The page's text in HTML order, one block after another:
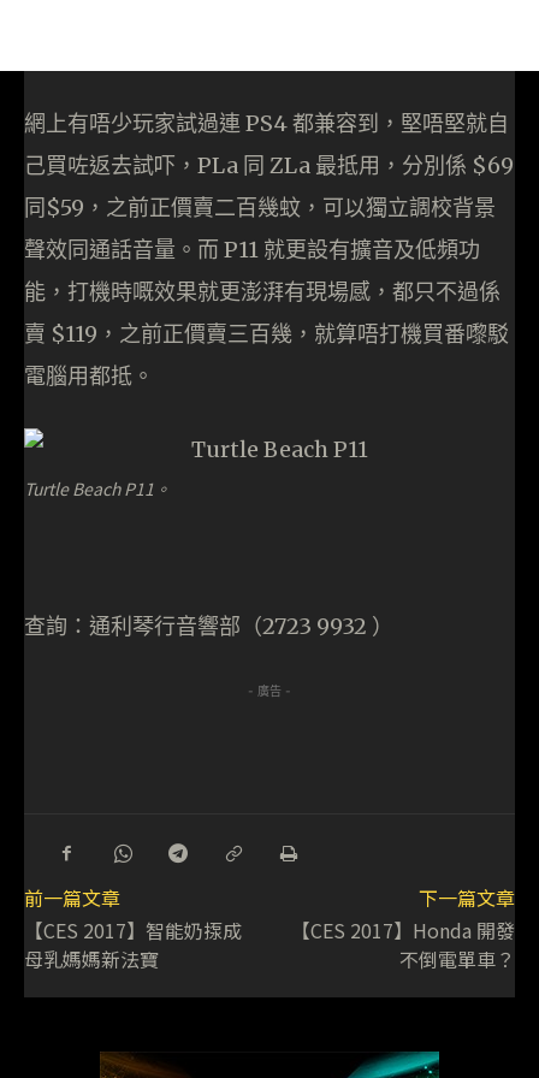
網上有唔少玩家試過連 PS4 都兼容到，堅唔堅就自
己買咗返去試吓，PLa 同 ZLa 最抵用，分別係 $69
同$59，之前正價賣二百幾蚊，可以獨立調校背景
聲效同通話音量。而 P11 就更設有擴音及低頻功
能，打機時嘅效果就更澎湃有現場感，都只不過係
賣 $119，之前正價賣三百幾，就算唔打機買番嚟駁
電腦用都抵。
Turtle Beach P11。
查詢：通利琴行音響部（2723 9932 ）
- 廣告 -
前一篇文章
【CES 2017】智能奶揼成
母乳媽媽新法寶
下一篇文章
【CES 2017】Honda 開發
不倒電單車？